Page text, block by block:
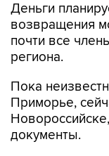
Деньги
возвращения
почти все
региона.
Пока
Приморье,
документы.